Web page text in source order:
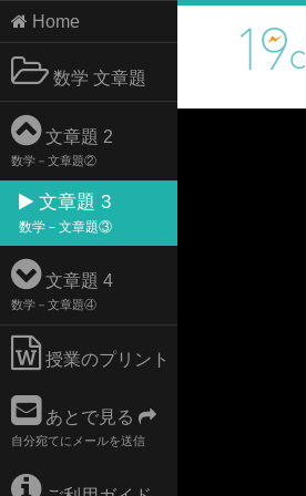
Home
数学 文章題
文章題 2
数学－文章題②
文章題 3
数学－文章題③
文章題 4
数学－文章題④
授業のプリント
あとで見る
自分宛てにメールを送信